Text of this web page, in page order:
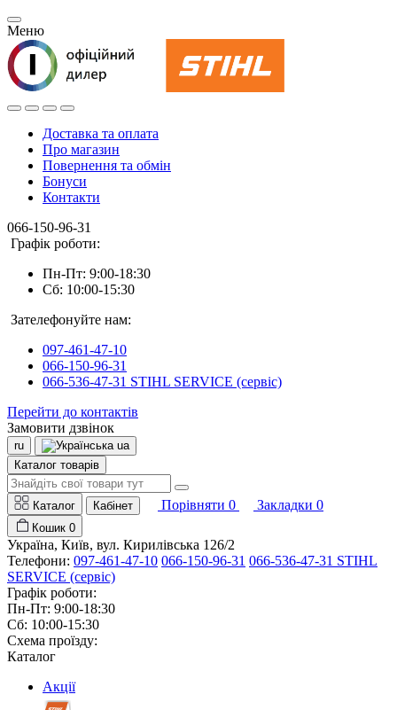
Меню
Доставка та оплата
Про магазин
Повернення та обмін
Бонуси
Контакти
066-150-96-31
Графік роботи:
Пн-Пт: 9:00-18:30
Сб: 10:00-15:30
Зателефонуйте нам:
097-461-47-10
066-150-96-31
066-536-47-31 STIHL SERVICE (сервіс)
Перейти до контактів
Замовити дзвінок
ru
ua
Каталог товарів
Каталог Кабінет Порівняти 0 Закладки 0
Кошик 0
Україна, Київ, вул. Кирилівська 126/2
Телефони: 097-461-47-10 066-150-96-31 066-536-47-31 STIHL
SERVICE (сервіс)
Графік роботи:
Пн-Пт: 9:00-18:30
Сб: 10:00-15:30
Схема проїзду:
Каталог
Акції